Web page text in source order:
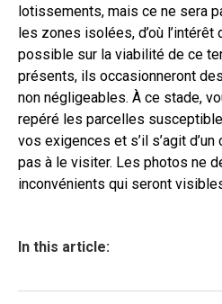
lotissements, mais ce ne sera
les zones isolées, d’où
possible sur la viabilité de ce
présents, ils occasionneront
non négligeables. À ce stade,
repéré les parcelles
vos exigences et s’il s’agit
pas à le visiter. Les photos ne
inconvénients qui seront
In this article: